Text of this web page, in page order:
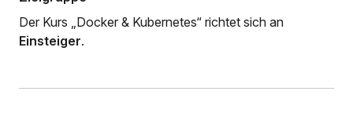
Der Kurs „Docker & Kubernetes“ richtet sich an
Einsteiger.